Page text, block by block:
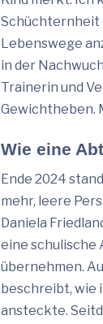
Schüchternheit
Lebenswege
in der
Trainerin und
Gewichtheben.
Wie eine
Ende 2024
mehr, leere
Daniela
eine schulische
übernehmen.
beschreibt, wie
ansteckte.